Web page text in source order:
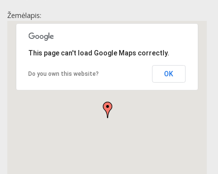
Žemėlapis:
This page can't load Google Maps correctly.
Do you own this website? OK